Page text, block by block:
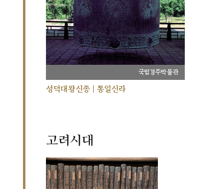
국립경주박물관
성덕대왕신종 | 통일신라
고려시대